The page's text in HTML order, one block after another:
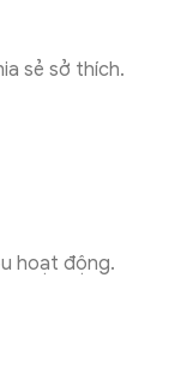
sẻ sở thích.
hoạt động.